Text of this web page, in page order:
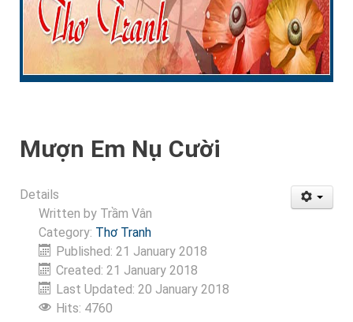
Mượn Em Nụ Cười
Details
Written by Trầm Vân
Category: Thơ Tranh
Published: 21 January 2018
Created: 21 January 2018
Last Updated: 20 January 2018
Hits: 4760